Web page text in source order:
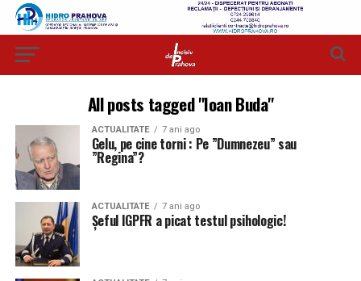
All posts tagged "Ioan Buda"
ACTUALITATE 7 ani ago
Gelu, pe cine torni : Pe ”Dumnezeu” sau
”Regina”?
ACTUALITATE 7 ani ago
Șeful IGPFR a picat testul psihologic!